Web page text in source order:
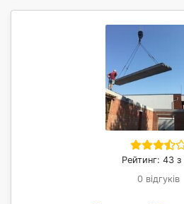
Рейтинг: 43
0 відгуків